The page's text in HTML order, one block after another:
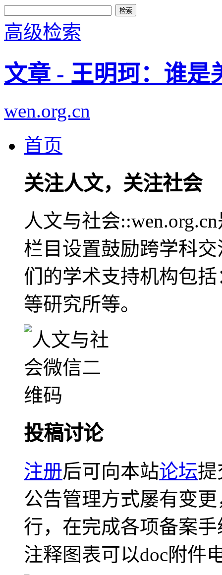
高级检索
文章 - 王明珂：谁是
wen.org.cn
首页
关注人文，关注社会
人文与社会
栏目设置鼓励跨学科
们的学术支持机构包
等研究所等。
投稿讨论
注册后可向本站论坛提
公告管理方式屡有变
行，在完成各项备案
注释图表可以doc附件